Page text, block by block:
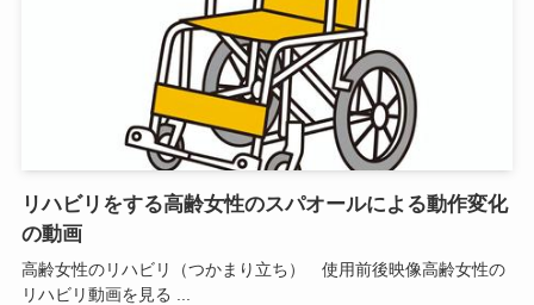
リハビリをする高齢女性のスパオールによる動作変化
の動画
高齢女性のリハビリ（つかまり立ち） 使用前後映像高齢女性の
リハビリ動画を見る ...